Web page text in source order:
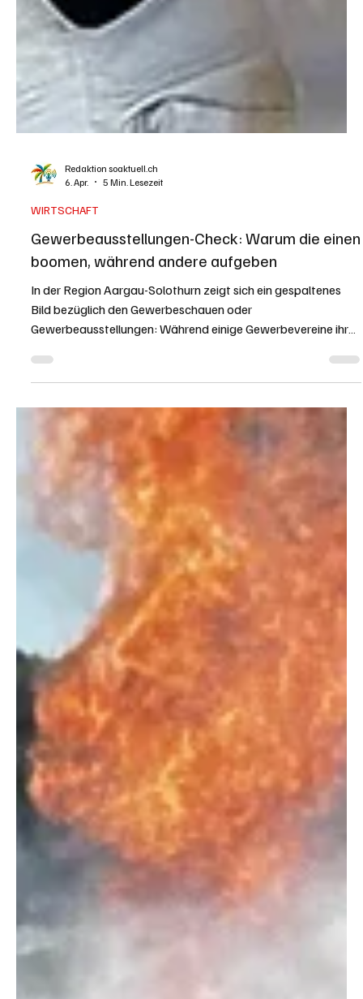
Redaktion soaktuell.ch
6. Apr.
5 Min. Lesezeit
WIRTSCHAFT
Gewerbeausstellungen-Check: Warum die einen
boomen, während andere aufgeben
In der Region Aargau-Solothurn zeigt sich ein gespaltenes
Bild bezüglich den Gewerbeschauen oder
Gewerbeausstellungen: Während einige Gewerbevereine ihre
traditionellen Ausstellungen mangels Ressourcen absagen
müssen, feiern andere Rekorderfolge. Ein Blick auf die
regionale Landkarte zeigt: Der Erfolg ist kein Zufall, sondern
das Resultat von Teamwork, Fleiss, Beharrlichkeit und einer
harten Anpassungsstrategie. Während Fixpunkte wie die
HESO oder die AMA den Takt vorgeben, s